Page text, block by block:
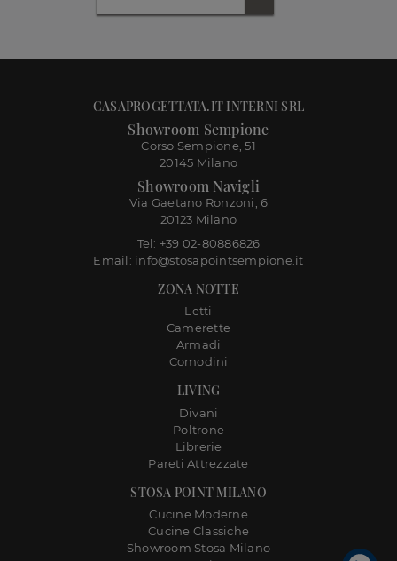
STOSA POINT MILANO
Cucine Moderne
Cucine Classiche
Showroom Stosa Milano
LIVING
Divani
Poltrone
Librerie
Pareti Attrezzate
ZONA NOTTE
Letti
Camerette
Armadi
Comodini
CASAPROGETTATA.IT INTERNI SRL
Showroom Sempione
Corso Sempione, 51
20145 Milano
Showroom Navigli
Via Gaetano Ronzoni, 6
20123 Milano
Tel: +39 02-80886826
Email: info@stosapointsempione.it